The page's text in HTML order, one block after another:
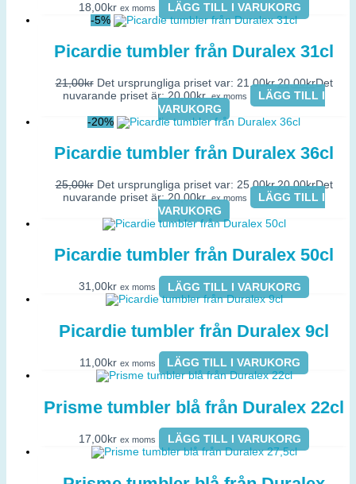
18,00kr ex moms
LÄGG TILL I VARUKORG
-5%
Picardie tumbler från Duralex 31cl
21,00kr Det ursprungliga priset var: 21,00kr.20,00krDet
nuvarande priset är: 20,00kr. ex moms
LÄGG TILL I
VARUKORG
-20%
Picardie tumbler från Duralex 36cl
25,00kr Det ursprungliga priset var: 25,00kr.20,00krDet
nuvarande priset är: 20,00kr. ex moms
LÄGG TILL I
VARUKORG
Picardie tumbler från Duralex 50cl
31,00kr ex moms LÄGG TILL I VARUKORG
Picardie tumbler från Duralex 9cl
11,00kr ex moms LÄGG TILL I VARUKORG
Prisme tumbler blå från Duralex 22cl
17,00kr ex moms LÄGG TILL I VARUKORG